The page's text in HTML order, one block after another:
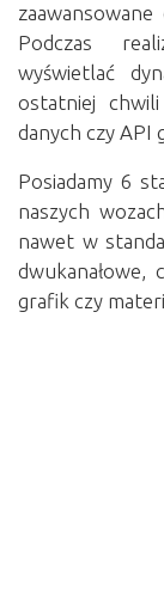
Podczas
wyświetlać
ostatniej
danych czy API
Posiadamy 6
naszych
nawet w
dwukanałowe,
grafik czy